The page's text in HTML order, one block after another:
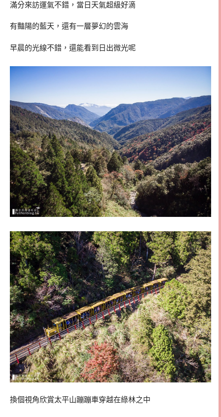
滿分來訪運氣不錯，當日天氣超級好滴
有豔陽的藍天，還有一層夢幻的雲海
早晨的光線不錯，還能看到日出微光呢
換個視角欣賞太平山蹦蹦車穿越在綠林之中